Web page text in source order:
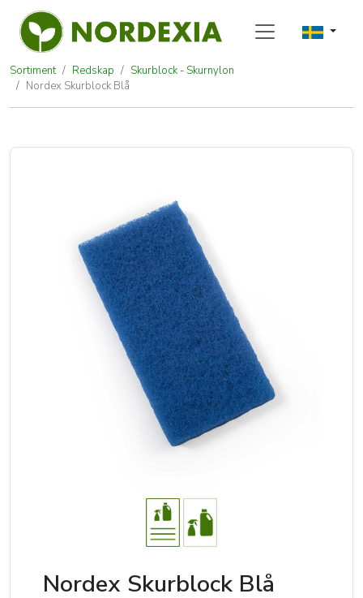
Sortiment Redskap
Skurblock - Skurnylon
Nordex Skurblock Blå
Nordex Skurblock Blå
Nordex Skurblock Blå